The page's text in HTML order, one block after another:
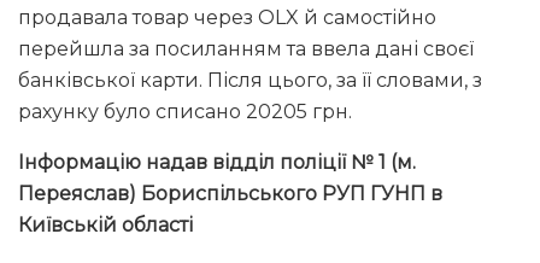
продавала товар через OLX й самостійно
перейшла за посиланням та ввела дані своєї
банківської карти. Після цього, за її словами, з
рахунку було списано 20205 грн.
Інформацію надав відділ поліції № 1 (м.
Переяслав) Бориспільського РУП ГУНП в
Київській області